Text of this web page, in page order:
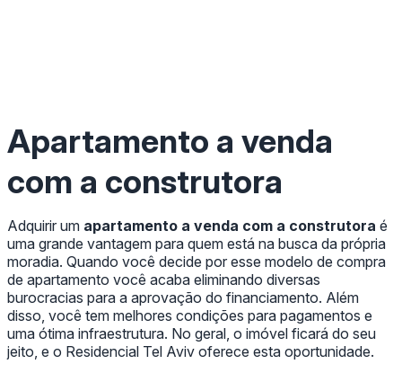
Apartamento a venda
com a construtora
Adquirir um apartamento a venda com a construtora é
uma grande vantagem para quem está na busca da própria
moradia. Quando você decide por esse modelo de compra
de apartamento você acaba eliminando diversas
burocracias para a aprovação do financiamento. Além
disso, você tem melhores condições para pagamentos e
uma ótima infraestrutura. No geral, o imóvel ficará do seu
jeito, e o Residencial Tel Aviv oferece esta oportunidade.